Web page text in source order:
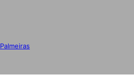
Palmeiras